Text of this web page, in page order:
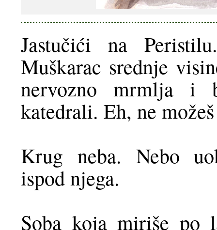
Jastučići na
Muškarac srednje
nervozno mrmlja i
katedrali. Eh, ne
Krug neba. Nebo
ispod njega.
Soba koja miriše po